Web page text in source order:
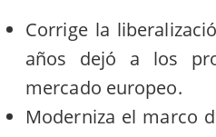
Corrige la
años dejó a los
mercado europeo.
Moderniza el marco